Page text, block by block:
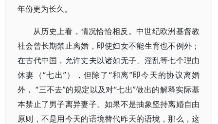
年份更为长久。
从历史上看，情况恰恰相反。中世纪欧洲基督教
社会曾长期禁止离婚，即使妇女不能生育也不例外；
在古代中国，允许丈夫以诸如无子、淫乱等七个理由
休妻（“七出”），但除了“和离”即今天的协议离婚
外， “三不去”的规定以及对“七出”做出的解释实际基
本禁止了男子离异妻子。如果不是抽象坚持离婚自由
原则，不是用今天的语境替代昨天的语境，那么，这